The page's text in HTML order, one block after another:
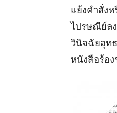
แย้งคำสั่ง
ไปรษณีย์ล
วินิจฉัยอุท
หนังสือร้อ